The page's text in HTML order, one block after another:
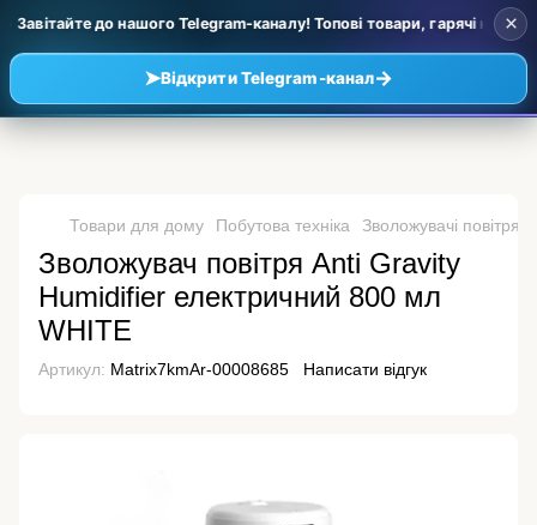
до нашого Telegram-каналу! Топові товари, гарячі
➤Відкрити Telegram-канал→
×
Товари для дому Побутова техніка Зволожувачі повітря
Зволожувач повітря Anti Gravity
Humidifier електричний 800 мл
WHITE
Артикул: Matrix7kmAr-00008685 Написати відгук